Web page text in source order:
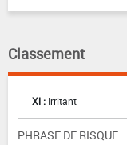
Classement
Xi : Irritant
PHRASE DE RISQUE